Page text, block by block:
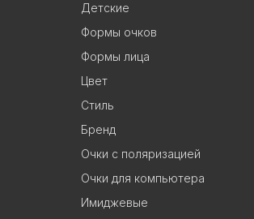
Детские
Формы очков
Формы лица
Цвет
Стиль
Бренд
Очки с поляризацией
Очки для компьютера
Имиджевые